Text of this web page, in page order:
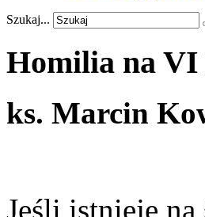
Szukaj...
Homilia na VI
ks. Marcin
Jeśli istnieje